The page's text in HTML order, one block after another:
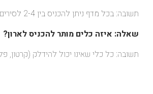
תשובה: בכל מדף ניתן להכניס בין 2-4 לסירים, תלוי בגודלם.
שאלה: איזה כלים מותר להכניס לארון?
תשובה: כל כלי שאינו יכול להידלק (קרטון,